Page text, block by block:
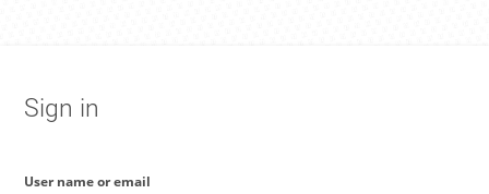
Sign in
User name or email